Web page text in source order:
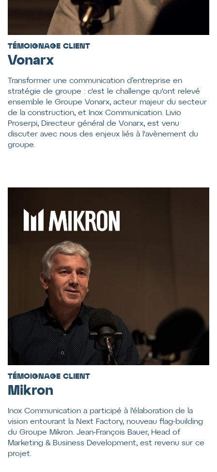
TÉMOIGNAGE CLIENT
Vonarx
Transformer une communication d’entreprise en
stratégie de groupe : c'est le challenge qu'ont relevé
ensemble le Groupe Vonarx, acteur majeur du secteur
de la construction, et Inox Communication. Livio
Proserpi, Directeur général de Vonarx, est venu
discuter avec nous des enjeux liés à l'avènement du
groupe.
TÉMOIGNAGE CLIENT
Mikron
Inox Communication a participé à l'élaboration de la
vision entourant la Next Factory, nouveau flag-building
du Groupe Mikron. Jean-François Bauer, Head of
Marketing & Business Development, est revenu sur ce
projet.